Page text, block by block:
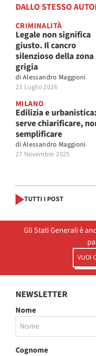
DALLO STESSO
CRIMINALITÀ
Legale non significa
giusto. Il cancro
silenzioso della zona
grigia
di Alessandro Maggioni
23 Luglio 2026
MILANO
Edilizia e urbanistica:
serve chiarificare,
semplificare
di Alessandro Maggioni
27 Novembre 2025
TUTTI I POST
Gli Stati Generali è
VUOI
NEWSLETTER
Nome
Cognome